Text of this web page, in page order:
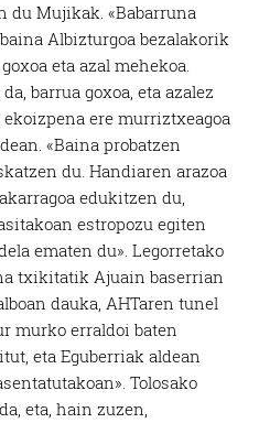
du Mujikak. «Babarruna
Albizturgoa bezalakorik
eta azal mehekoa.
barrua goxoa, eta azalez
ere murriztxeagoa
«Baina probatzen
du. Handiaren arazoa
edukitzen du,
estropozu egiten
ematen du». Legorretako
txikitatik Ajuain baserrian
dauka, AHTaren tunel
murko erraldoi baten
eta Eguberriak aldean
Tolosako
eta, hain zuzen,